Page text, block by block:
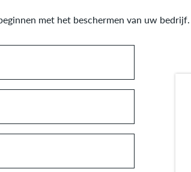
met het beschermen van uw bedrijf.